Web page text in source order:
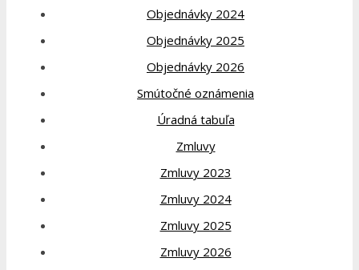
Objednávky 2024
Objednávky 2025
Objednávky 2026
Smútočné oznámenia
Úradná tabuľa
Zmluvy
Zmluvy 2023
Zmluvy 2024
Zmluvy 2025
Zmluvy 2026